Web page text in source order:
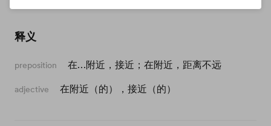
释义
preposition 在…附近，接近；在附近，距离不远
adjective 在附近（的），接近（的）